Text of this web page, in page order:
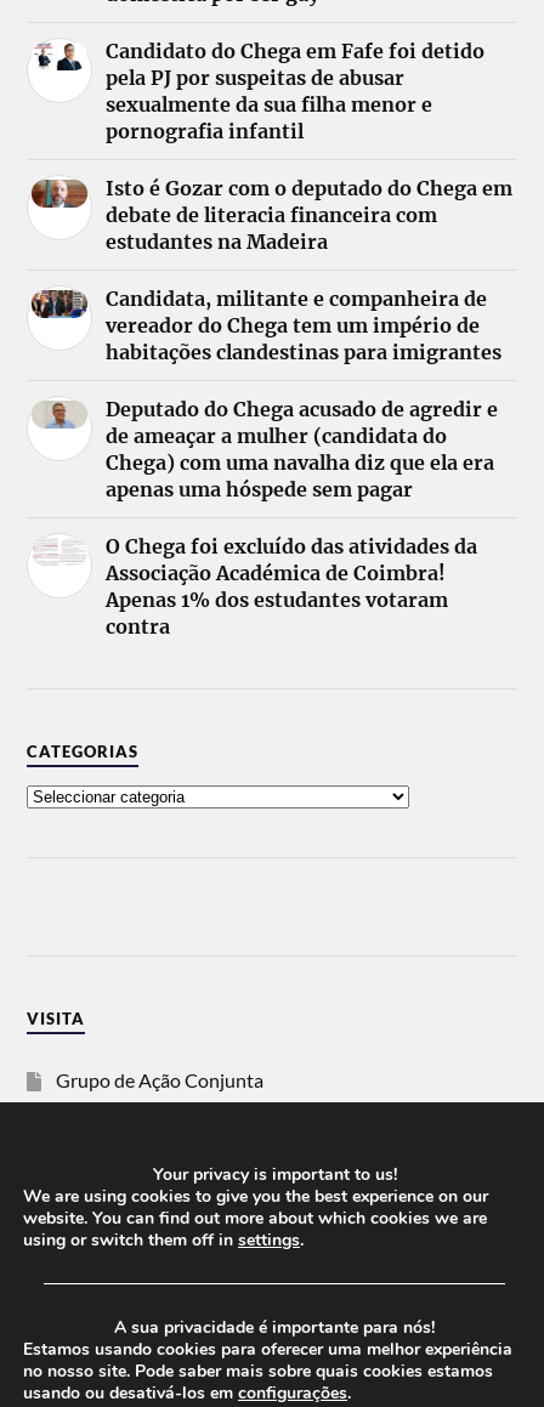
Candidato do Chega em Fafe foi detido
pela PJ por suspeitas de abusar
sexualmente da sua filha menor e
pornografia infantil
Isto é Gozar com o deputado do Chega em
debate de literacia financeira com
estudantes na Madeira
Candidata, militante e companheira de
vereador do Chega tem um império de
habitações clandestinas para imigrantes
Deputado do Chega acusado de agredir e
de ameaçar a mulher (candidata do
Chega) com uma navalha diz que ela era
apenas uma hóspede sem pagar
O Chega foi excluído das atividades da
Associação Académica de Coimbra!
Apenas 1% dos estudantes votaram
contra
CATEGORIAS
VISITA
Grupo de Ação Conjunta
Vida Justa
dezanove
Your privacy is important to us!
We are using cookies to give you the best experience on our
website. You can find out more about which cookies we are
using or switch them off in settings.
──────────────────────────────────────
A sua privacidade é importante para nós!
Estamos usando cookies para oferecer uma melhor experiência
no nosso site. Pode saber mais sobre quais cookies estamos
usando ou desativá-los em configurações.